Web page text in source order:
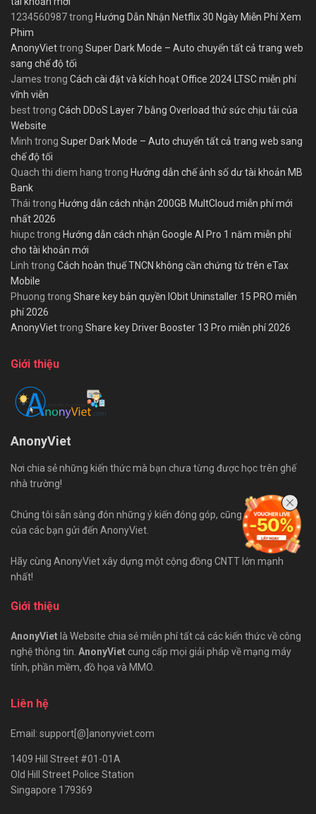
1234560987trong Hướng Dẫn Nhận Netflix 30 Ngày Miễn Phí Xem
Phim
AnonyViettrong Super Dark Mode – Auto chuyển tất cả trang web
sang chế độ tối
James trong Cách cài đặt và kích hoạt Office 2024 LTSC miễn phí
vĩnh viễn
besttrong Cách DDoS Layer 7 bằng Overload thử sức chịu tải của
Website
Minh trong Super Dark Mode – Auto chuyển tất cả trang web sang
chế độ tối
Quach thi diem hang trong Hướng dẫn chế ảnh số dư tài khoản MB
Bank
Thái trong Hướng dẫn cách nhận 200GB MultCloud miễn phí mới
nhất 2026
hiupctrong Hướng dẫn cách nhận Google AI Pro 1 năm miễn phí
cho tài khoản mới
Linh trong Cách hoàn thuế TNCN không cần chứng từ trên eTax
Mobile
Phuong trong Share key bản quyền IObit Uninstaller 15 PRO miễn
phí 2026
AnonyViettrong Share key Driver Booster 13 Pro miễn phí 2026
Giới thiệu
AnonyViet
Nơi chia sẻ những kiến thức mà bạn chưa từng được học trên ghế
nhà trường!
Chúng tôi sẵn sàng đón những ý kiến đóng góp, cũng như bài viết
của các bạn gửi đến AnonyViet.
Hãy cùng AnonyViet xây dựng một cộng đồng CNTT lớn mạnh
nhất!
Giới thiệu
AnonyVietlà Website chia sẻ miễn phí tất cả các kiến thức về công
nghệ thông tin. AnonyViet cung cấp mọi giải pháp về mạng máy
tính, phần mềm, đồ họa và MMO.
Liên hệ
Email: support[@]anonyviet.com
1409 Hill Street #01-01A
Old Hill Street Police Station
Singapore 179369